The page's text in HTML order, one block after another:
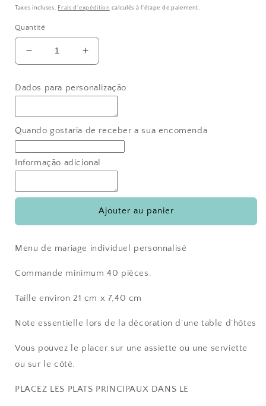
habituel
Taxes incluses. Frais d'expédition calculés à l'étape de paiement.
Quantité
Réduire
la
de
Eucalyptus
Augmenter
la
de
Eucalyptus
Dados para personalização
Quando gostaria de receber a sua encomenda
Informação adicional
Ajouter au panier
Menu de mariage individuel personnalisé
Commande minimum 40 pièces.
Taille environ 21 cm x 7,40 cm
Note essentielle lors de la décoration d’une table d’hôtes
Vous pouvez le placer sur une assiette ou une serviette
ou sur le côté.
PLACEZ LES PLATS PRINCIPAUX DANS LE